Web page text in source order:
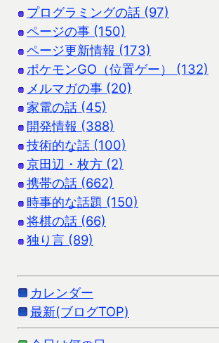
プログラミングの話 (97)
ページの事 (150)
ページ更新情報 (173)
ポケモンGO（位置ゲー） (132)
メルマガの事 (20)
家電の話 (45)
開発情報 (388)
技術的な話 (100)
京田辺・枚方 (2)
携帯の話 (662)
時事的な話題 (150)
将棋の話 (66)
独り言 (89)
カレンダー
最新(ブログTOP)